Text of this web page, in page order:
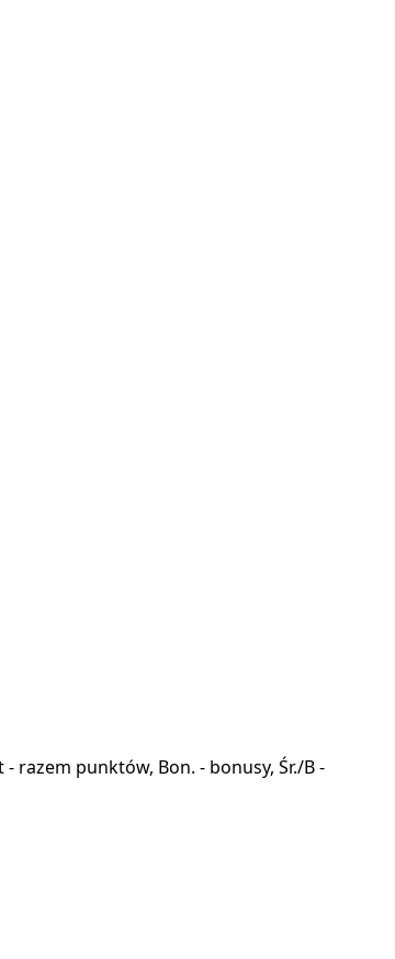
- razem punktów, Bon. - bonusy, Śr./B -